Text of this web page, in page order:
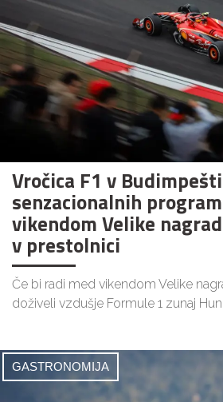
Vročica F1 v
senzacionalnih
vikendom Velike
v prestolnici
Če bi radi med vikendom Velike
doživeli vzdušje Formule 1 zunaj
GASTRONOMIJA